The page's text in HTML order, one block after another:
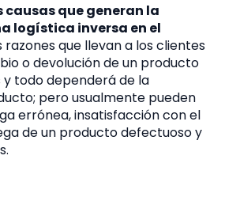
causas que generan la
logística inversa en el
razones que llevan a los clientes
o devolución de un producto
y todo dependerá de la
pero usualmente pueden
errónea, insatisfacción con el
de un producto defectuoso y